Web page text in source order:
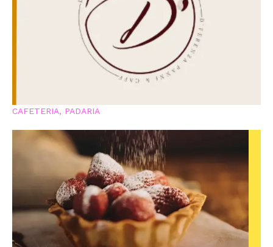
CAFETERIA, PADARIA